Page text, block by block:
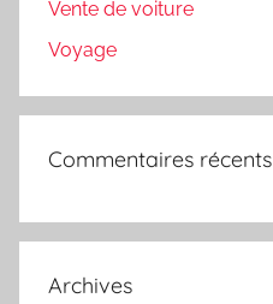
Vente de voiture
Voyage
Commentaires récents
Archives